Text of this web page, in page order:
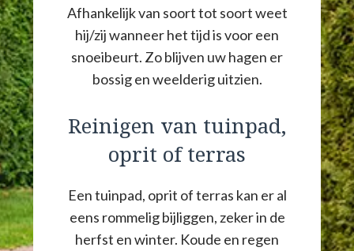
Afhankelijk van soort tot soort weet
hij/zij wanneer het tijd is voor een
snoeibeurt. Zo blijven uw hagen er
bossig en weelderig uitzien.
Reinigen van tuinpad,
oprit of terras
Een tuinpad, oprit of terras kan er al
eens rommelig bijliggen, zeker in de
herfst en winter. Koude en regen